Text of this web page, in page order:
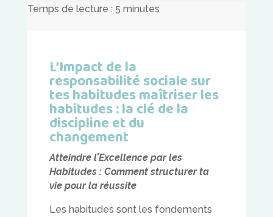
Temps de lecture : 5 minutes
L’Impact de la
responsabilité sociale sur
tes habitudes maîtriser les
habitudes : la clé de la
discipline et du
changement
Atteindre l’Excellence par les
Habitudes : Comment structurer ta
vie pour la réussite
Les habitudes sont les fondements